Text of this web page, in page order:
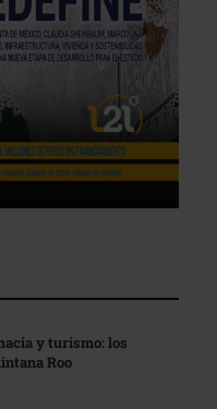
y turismo: los
Roo